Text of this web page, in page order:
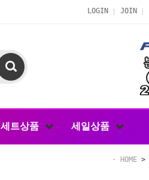
LOGIN JOIN
세트상품 세일상품
HOME >